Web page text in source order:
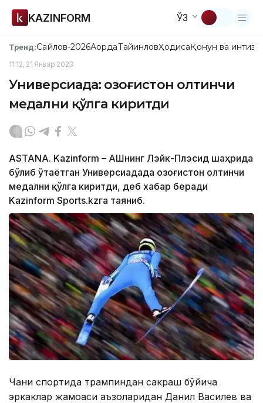
KAZINFORM ЎЗ
Тренд:Сайлов-2026АқордаТайинловҲодисаҚонун ва
11:12, 21 Январ 2023
Универсиада: Қозоғистон олтинчи
медални қўлга киритди
ASTANА. Kazinform – АҚШнинг Лэйк-Плэсид шаҳрида
бўлиб ўтаётган Универсиадада Қозоғистон олтинчи
медални қўлга киритди, деб хабар беради
Kazinform Sports.kzга таяниб.
Чанғи спортида трампиндан сакраш бўйича
эркаклар жамоаси аъзоларидан Данил Василев ва